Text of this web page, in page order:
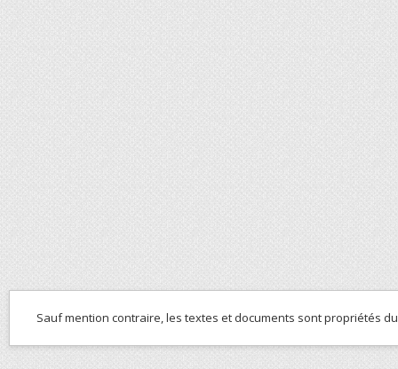
Sauf mention contraire, les textes et documents sont propriétés